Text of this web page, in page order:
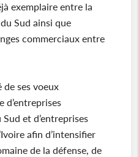
exemplaire entre la
Sud ainsi que
commerciaux entre
de ses voeux
d’entreprises
et d’entreprises
afin d’intensifier
de la défense, de